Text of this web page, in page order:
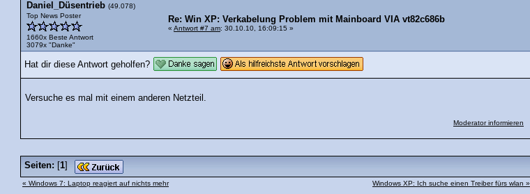
Daniel_Düsentrieb (49.078)
Top News Poster
1660x Beste Antwort
3079x "Danke"
Re: Win XP: Verkabelung Problem mit Mainboard VIA vt82c686b
« Antwort #7 am: 30.10.10, 16:09:15 »
Hat dir diese Antwort geholfen?
Versuche es mal mit einem anderen Netzteil.
Moderator informieren
Seiten: [1]
« Windows 7: Laptop reagiert auf nichts mehr Windows XP: Ich suche einen Treiber fürs wlan »